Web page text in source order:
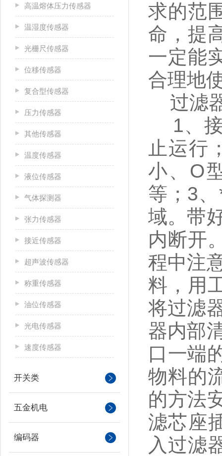
高温熔体压力传感器
温湿度传感器
光栅尺传感器
位移传感器
复合型传感器
压力传感器
其他传感器
温度传感器
液位传感器
气体探测器
张力传感器
接近传感器
超声波传感器
称重传感器
油位传感器
光电传感器
速度传感器
开关类
五金机电
编码器
求的范
命，提
一定能
合理地
过滤
1、接
止运行
小、O
等；3
域。带
内断开
程中注
料，用
将过滤
器内部
口一端
物料的
的方法
滤芯座
入过滤